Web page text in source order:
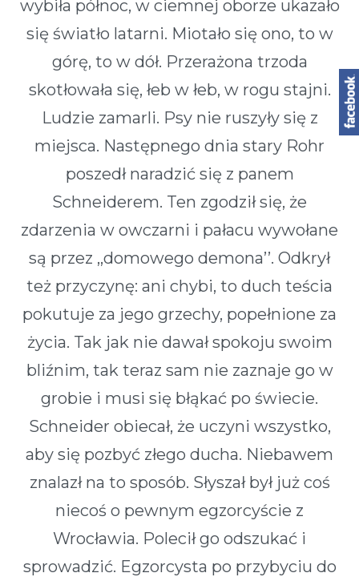
wybiła północ, w ciemnej oborze ukazało
się światło latarni. Miotało się ono, to w
górę, to w dół. Przerażona trzoda
skotłowała się, łeb w łeb, w rogu stajni.
Ludzie zamarli. Psy nie ruszyły się z
miejsca. Następnego dnia stary Rohr
poszedł naradzić się z panem
Schneiderem. Ten zgodził się, że
zdarzenia w owczarni i pałacu wywołane
są przez ,,domowego demona’’. Odkrył
też przyczynę: ani chybi, to duch teścia
pokutuje za jego grzechy, popełnione za
życia. Tak jak nie dawał spokoju swoim
bliźnim, tak teraz sam nie zaznaje go w
grobie i musi się błąkać po świecie.
Schneider obiecał, że uczyni wszystko,
aby się pozbyć złego ducha. Niebawem
znalazł na to sposób. Słyszał był już coś
niecoś o pewnym egzorcyście z
Wrocławia. Polecił go odszukać i
sprowadzić. Egzorcysta po przybyciu do